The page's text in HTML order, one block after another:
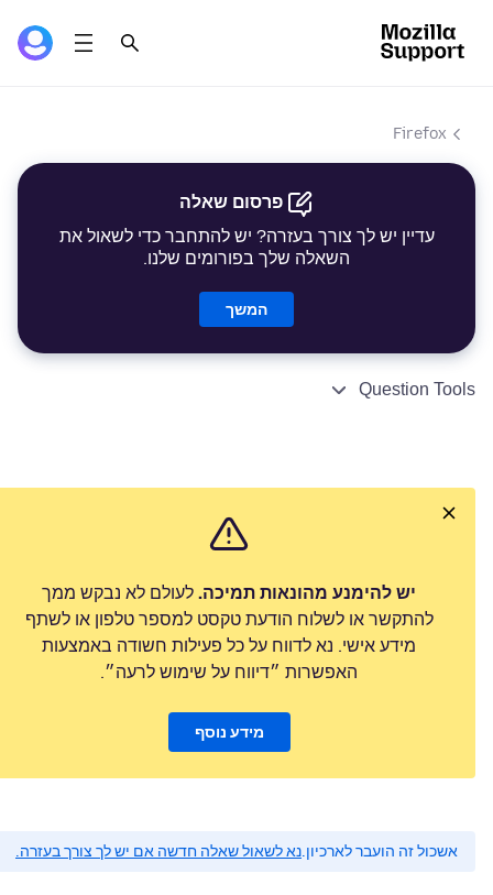
Firefox
פרסום שאלה
עדיין יש לך צורך בעזרה? יש להתחבר כדי לשאול את
השאלה שלך בפורומים שלנו.
המשך
Question Tools
יש להימנע מהונאות תמיכה. לעולם לא נבקש ממך
להתקשר או לשלוח הודעת טקסט למספר טלפון או לשתף
מידע אישי. נא לדווח על כל פעילות חשודה באמצעות
האפשרות ״דיווח על שימוש לרעה״.
מידע נוסף
אשכול זה הועבר לארכיון.נא לשאול שאלה חדשה אם יש לך צורך בעזרה.